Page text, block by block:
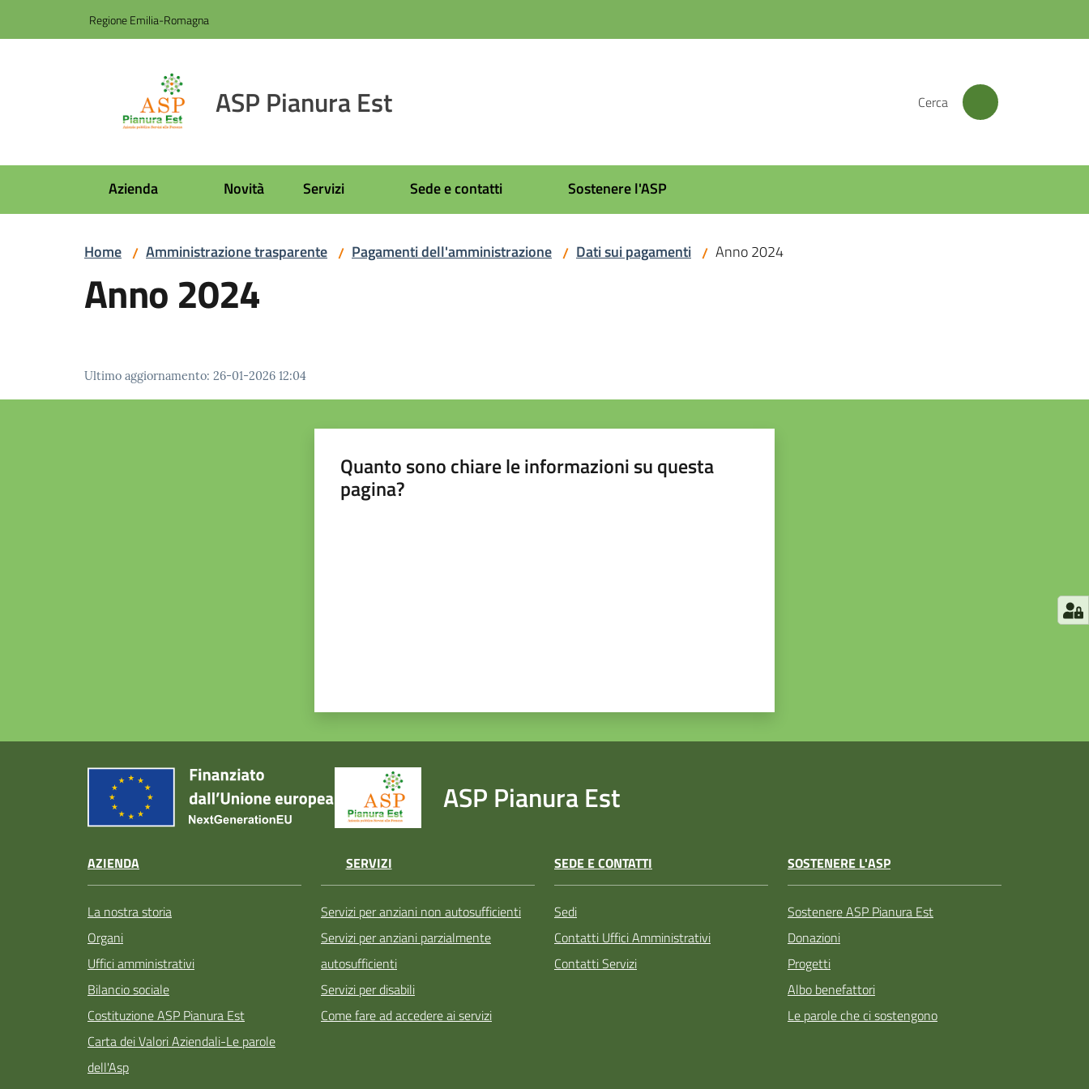
Regione Emilia-Romagna
ASP Pianura Est Cerca
Azienda Novità Servizi Sede e contatti Sostenere l'ASP
Home / Amministrazione trasparente / Pagamenti dell'amministrazione / Dati sui pagamenti / Anno 2024
Anno 2024
Ultimo aggiornamento: 26-01-2026 12:04
Quanto sono chiare le informazioni su questa
pagina?
ASP Pianura Est
AZIENDA
La nostra storia
Organi
Uffici amministrativi
Bilancio sociale
Costituzione ASP Pianura Est
Carta dei Valori Aziendali-Le parole
dell'Asp
SERVIZI
Servizi per anziani non autosufficienti
Servizi per anziani parzialmente
autosufficienti
Servizi per disabili
Come fare ad accedere ai servizi
SEDE E CONTATTI
Sedi
Contatti Uffici Amministrativi
Contatti Servizi
SOSTENERE L'ASP
Sostenere ASP Pianura Est
Donazioni
Progetti
Albo benefattori
Le parole che ci sostengono